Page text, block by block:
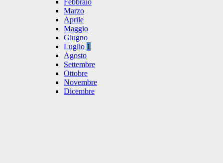
Febbraio
Marzo
Aprile
Maggio
Giugno
Luglio 1
Agosto
Settembre
Ottobre
Novembre
Dicembre